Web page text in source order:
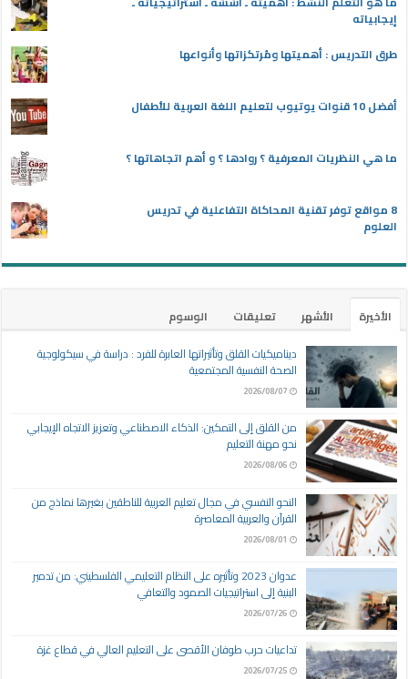
إيجابياته
طرق التدريس : أهميتها ومُرتكزاتها وأنواعها
أفضل 10 قنوات يوتيوب لتعليم اللغة العربية للأطفال
ما هي النظريات المعرفية ؟ روادها ؟ و أهم اتجاهاتها ؟
8 مواقع توفر تقنية المحاكاة التفاعلية في تدريس
العلوم
الأخيرة الأشهر تعليقات
الوسوم
ديناميكيات القلق وتأثيراتها العابرة للفرد : دراسة في سيكولوجية
الصحة النفسية المجتمعية
2026/08/07
من القلق إلى التمكين: الذكاء الاصطناعي وتعزيز الاتجاه الإيجابي
نحو مهنة التعليم
2026/08/06
النحو النفسي في مجال تعليم العربية للناطقين بغيرها نماذج من
القرآن والعربية المعاصرة
2026/08/01
عدوان 2023 وتأثيره على النظام التعليمي الفلسطيني: من تدمير
البنية إلى استراتيجيات الصمود والتعافي
2026/07/26
تداعيات حرب طوفان الأقصى على التعليم العالي في قطاع غزة
2026/07/25